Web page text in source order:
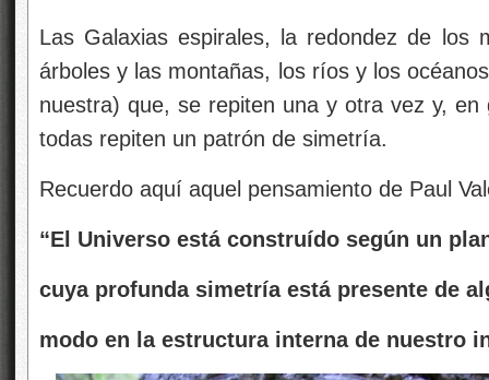
Las Galaxias espirales, la redondez de los
árboles y las montañas, los ríos y los
nuestra) que, se repiten una y otra vez y, en
todas repiten un patrón de simetría.
Recuerdo aquí aquel pensamiento de Paul
“El Universo está construído según un
cuya profunda simetría está presente de
modo en la estructura interna de nuestro